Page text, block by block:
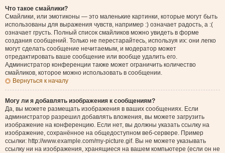
Что такое смайлики?
Смайлики, или эмотиконы — это маленькие картинки, которые могут быть
использованы для выражения чувств, например :) означает радость, а :(
означает грусть. Полный список смайликов можно увидеть в форме
создания сообщений. Только не перестарайтесь, используя их: они легко
могут сделать сообщение нечитаемым, и модератор может
отредактировать ваше сообщение или вообще удалить его.
Администратор конференции также может ограничить количество
смайликов, которое можно использовать в сообщении.
Вернуться к началу
Могу ли я добавлять изображения к сообщениям?
Да, вы можете размещать изображения в ваших сообщениях. Если
администратор разрешил добавлять вложения, вы можете загрузить
изображение на конференцию. Если нет, вы должны указать ссылку на
изображение, сохранённое на общедоступном веб-сервере. Пример
ссылки: http://www.example.com/my-picture.gif. Вы не можете указывать
ссылку ни на изображения, хранящиеся на вашем компьютере (если он не